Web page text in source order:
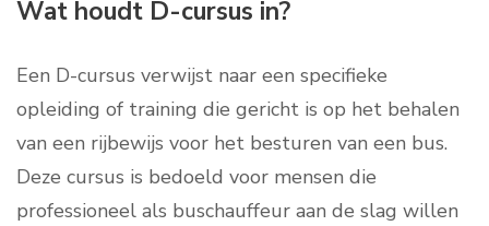
Wat houdt D-cursus in?
Een D-cursus verwijst naar een specifieke
opleiding of training die gericht is op het behalen
van een rijbewijs voor het besturen van een bus.
Deze cursus is bedoeld voor mensen die
professioneel als buschauffeur aan de slag willen